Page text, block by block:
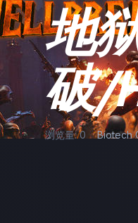
地
破/
浏览量: 0 Biotech